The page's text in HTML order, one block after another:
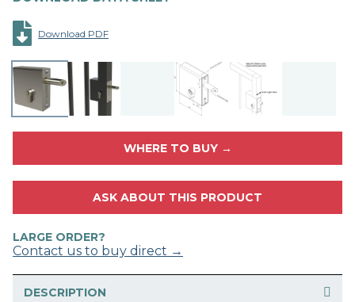
Download PDF
WHERE TO BUY →
ASK ABOUT THIS PRODUCT
LARGE ORDER?
Contact us to buy direct →
DESCRIPTION